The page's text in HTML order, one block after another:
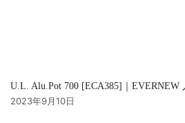
U.L. Alu.Pot 700 [ECA385]｜EVERNEW
2023年9月10日